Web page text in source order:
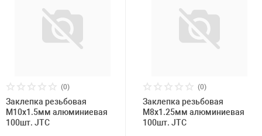
(0)
Заклепка резьбовая
M10х1.5мм алюминиевая
100шт. JTC
(0)
Заклепка резьбовая
M8х1.25мм алюминиевая
100шт. JTC